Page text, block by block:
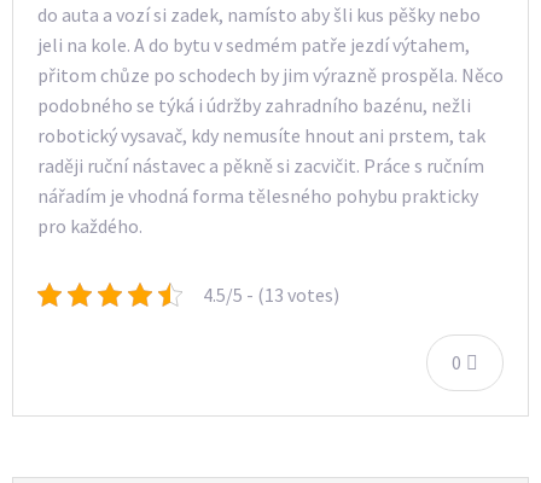
do auta a vozí si zadek, namísto aby šli kus pěšky nebo
jeli na kole. A do bytu v sedmém patře jezdí výtahem,
přitom chůze po schodech by jim výrazně prospěla. Něco
podobného se týká i údržby zahradního bazénu, nežli
robotický vysavač, kdy nemusíte hnout ani prstem, tak
raději ruční nástavec a pěkně si zacvičit. Práce s ručním
nářadím je vhodná forma tělesného pohybu prakticky
pro každého.
4.5/5 - (13 votes)
0